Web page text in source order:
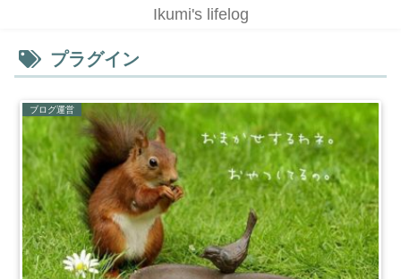
Ikumi's lifelog
プラグイン
ブログ運営